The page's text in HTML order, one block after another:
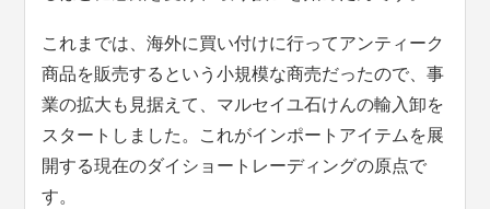
これまでは、海外に買い付けに行ってアンティーク
商品を販売するという小規模な商売だったので、事
業の拡大も見据えて、マルセイユ石けんの輸入卸を
スタートしました。これがインポートアイテムを展
開する現在のダイショートレーディングの原点で
す。